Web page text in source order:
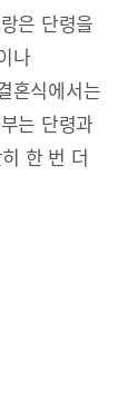
은 단령을
나
혼식에서는
는 단령과
한 번 더